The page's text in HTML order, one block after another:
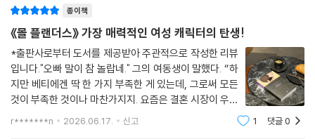
영혼이 자포자기에 빠질 때 우리가 무슨 일을 할 수 있단 말인가?
--- pp.288-289
내 이 이야기에 등장하는 모든 내용은 정직하고 착한 사람들에게 유익한
내용이 될 수 있으리라. 각종 유형의 사람들에게 내가 행한 것과 유사한 불
의의 범행을 조심시킬 수 있을 것이며, 누구에게라도 낯선 사람과 관계할
때는 주변 경계의 눈초리를 늦추지 말라는 적절한 경고가 될 수 있다는 얘
상과 두번째로 결혼하는데 남편이 낭비벽으로 파산하고 프랑스로 도망치
는 바람에 몰은 남편이 있으면서도 없는 애매한 처지에 놓인다. 그후로 몰
은 런던에서 만난 남자와 결혼해 버지니아로 함께 이주하는데 시어머니와
이야기를 나누다가 시어머니가 친어머니이고 남편이 남동생이라는 사실
을 알게 된다. 남동생과 결혼해 아이까지 낳았다는 데 엄청난 충격을 받은
몰은 가족을 떠나 혼자서 영국으로 돌아온다. 서로 부자인 줄 알고 결혼했
으나 쌍방 사기임이 판명되어 합의하에 제미(‘랭커셔 남편’)와 헤어진 몰
은, 그전부터 연을 유지해온 은행원과 결혼하지만 그가 막대한 금전적 손
종이책
《몰 플랜더스》 가장 매력적인 여성 캐릭터의 탄생!
*출판사로부터 도서를 제공받아 주관적으로 작성한 리뷰
입니다."오빠 말이 참 놀랍네." 그의 여동생이 말했다. “하
지만 베티에겐 딱 한 가지 부족한 게 있는데, 그로써 모든
것이 부족한 것이나 마찬가지지. 요즘은 결혼 시장이 우리
여자들에게 불리하게 돌아가고 있어. 말하자면 어떤 아가
r*******n 2026.06.17. 신고 1 댓글0